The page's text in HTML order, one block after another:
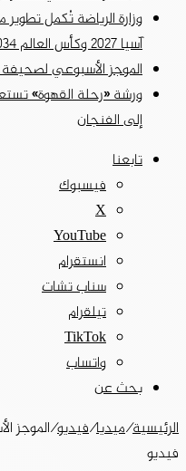
وزارة الرياضة تُكمل
آسيا 2027 وكأس العالم 2034
الموجز الأسبوعي لصحيفة
ورشة «رحلة القهوة»
إلى الفنجان
تابعنا
فيسبوك
‫X
‫YouTube
انستقرام
سناب تشات
تيلقرام
‫TikTok
واتساب
بحث عن
الرئيسية/ميديا/فيديو/الموجز
فيديو